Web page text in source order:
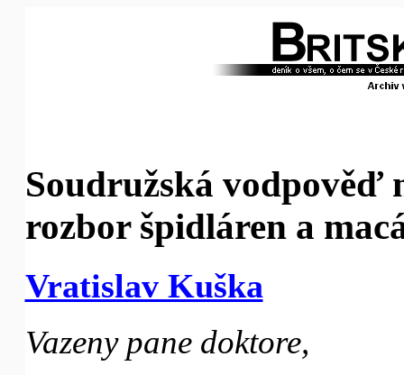
Soudružská vodpověď
rozbor špidláren a
Vratislav Kuška
Vazeny pane doktore,